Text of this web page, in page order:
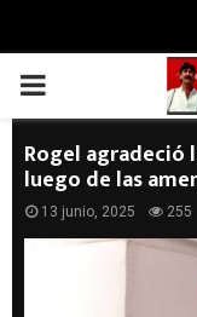
PRIMARY
MENU
Rogel agradeció
luego de las
13 junio, 2025 255